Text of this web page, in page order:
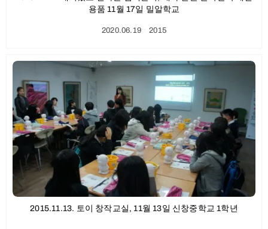
용품 11월 17일 밀알학교
2020.06.19ㆍ2015
2015.11.13. 토이 창작교실, 11월 13일 신창중학교 1학년